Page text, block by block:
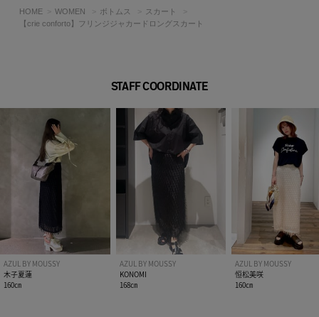
HOME WOMEN ボトムス
スカート
【crie conforto】フリンジジャカードロングスカート
STAFF COORDINATE
AZUL BY MOUSSY
木子夏蓮
160㎝
AZUL BY MOUSSY
KONOMI
168㎝
AZUL BY MOUSSY
恒松美咲
160㎝